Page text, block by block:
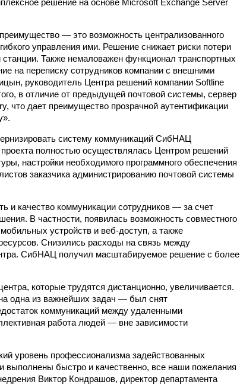
— это возможность централизованного
управления ими. Решение снижает риски потери
Также немаловажен функционал транспортных
на переписку сотрудников компании с внешними
руководитель Центра решений компании Softline
в отличие от предыдущей почтовой системы, сервер
что дает преимущество прозрачной аутентификации
систему коммуникаций СибНАЦ
полностью осуществлялась Центром решений
настройки необходимого программного обеспечения
заказчика администрированию почтовой системы
и качество коммуникации сотрудников — за счет
В частности, появилась возможность совместного
устройств и веб-доступ, а также
Снизились расходы на связь между
СибНАЦ получил масштабируемое решение с более
которые трудятся дистанционно, увеличивается.
одна из важнейших задач — был снят
коммуникаций между удаленными
работа людей — вне зависимости
уровень профессионализма задействованных
выполнены быстро и качественно, все наши пожелания
Виктор Кондрашов, директор департамента